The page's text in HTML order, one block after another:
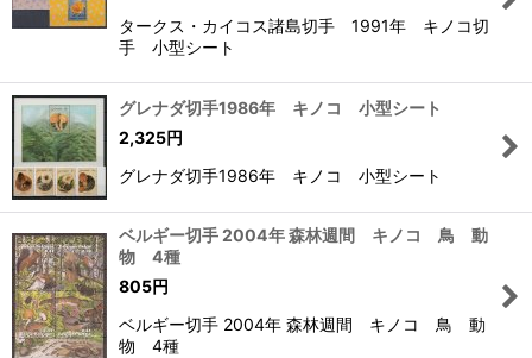
タークス・カイコス諸島切手 1991年 キノコ切
手 小型シート
グレナダ切手1986年 キノコ 小型シート
2,325円
グレナダ切手1986年 キノコ 小型シート
ベルギー切手 2004年 森林週間 キノコ 鳥 動
物 4種
805円
ベルギー切手 2004年 森林週間 キノコ 鳥 動
物 4種